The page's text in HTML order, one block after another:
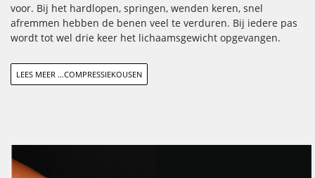
voor. Bij het hardlopen, springen, wenden keren, snel
afremmen hebben de benen veel te verduren. Bij iedere pas
wordt tot wel drie keer het lichaamsgewicht opgevangen.
LEES MEER …COMPRESSIEKOUSEN